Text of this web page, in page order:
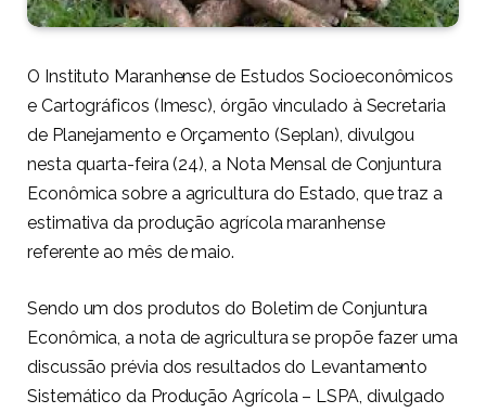
O Instituto Maranhense de Estudos Socioeconômicos
e Cartográficos (Imesc), órgão vinculado à Secretaria
de Planejamento e Orçamento (Seplan), divulgou
nesta quarta-feira (24), a Nota Mensal de Conjuntura
Econômica sobre a agricultura do Estado, que traz a
estimativa da produção agrícola maranhense
referente ao mês de maio.
Sendo um dos produtos do Boletim de Conjuntura
Econômica, a nota de agricultura se propõe fazer uma
discussão prévia dos resultados do Levantamento
Sistemático da Produção Agrícola – LSPA, divulgado